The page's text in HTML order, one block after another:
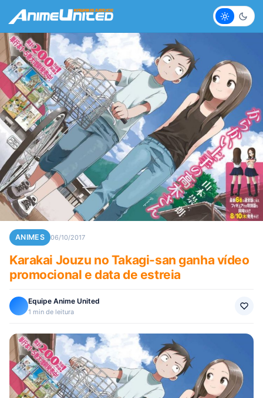
Claro
ANIMES 06/10/2017
Karakai Jouzu no Takagi-san ganha vídeo
promocional e data de estreia
Equipe Anime United
1 min de leitura